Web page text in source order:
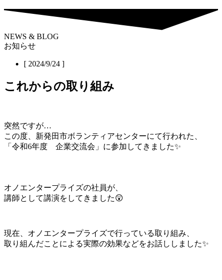
NEWS & BLOG
お知らせ
[ 2024/9/24 ]
これからの取り組み
突然ですが…
この度、新発田市ボランティアセンターにて行われた、
「令和6年度 企業交流会」に参加してきました✨
オノエンタープライズの社員が、
講師として講演をしてきました😲
現在、オノエンタープライズで行っている取り組み、
取り組んだことによる実際の効果などをお話ししました✨